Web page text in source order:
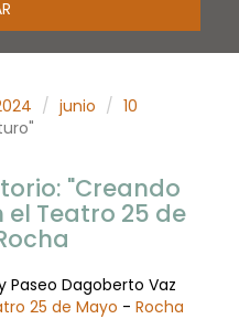
junio
10
"Creando
el Teatro 25 de
Paseo Dagoberto Vaz
25 de Mayo - Rocha